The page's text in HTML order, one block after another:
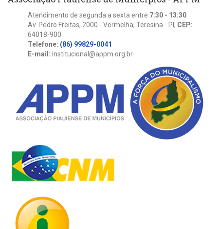
Atendimento de segunda a sexta entre 7:30 - 13:30
Av. Pedro Freitas, 2000 - Vermelha, Teresina - PI, CEP:
64018-900
Telefone: (86) 99829-0041
E-mail: institucional@appm.org.br